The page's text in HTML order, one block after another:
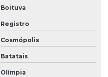
Boituva
Registro
Cosmópolis
Batatais
Olímpia